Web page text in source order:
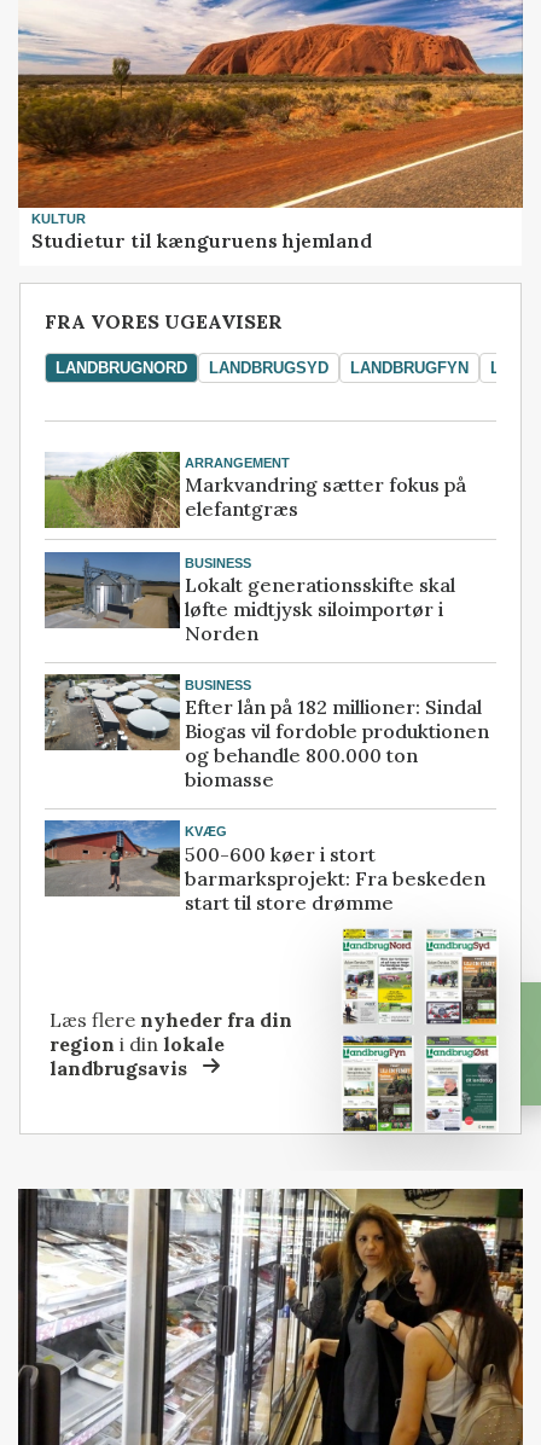
KULTUR
Studietur til kænguruens hjemland
FRA VORES UGEAVISER
LANDBRUGNORD LANDBRUGSYD LANDBRUGFYN
ARRANGEMENT
Markvandring sætter fokus på
elefantgræs
BUSINESS
Lokalt generationsskifte skal
løfte midtjysk siloimportør i
Norden
BUSINESS
Efter lån på 182 millioner: Sindal
Biogas vil fordoble produktionen
og behandle 800.000 ton
biomasse
KVÆG
500-600 køer i stort
barmarksprojekt: Fra beskeden
start til store drømme
Læs flere nyheder fra din
region i dinlokale
landbrugsavis